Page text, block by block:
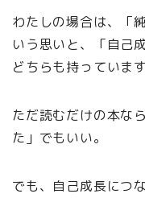
わたしの場合は、「
いう思いと、「自己
どちらも持っています
ただ読むだけの本な
た」でもいい。
でも、自己成長につ